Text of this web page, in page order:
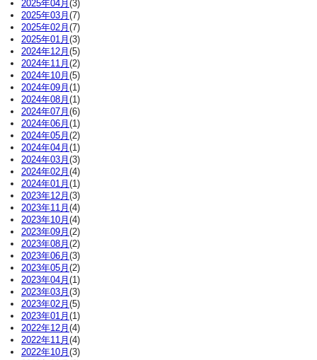
2025年04月(3)
2025年03月(7)
2025年02月(7)
2025年01月(3)
2024年12月(5)
2024年11月(2)
2024年10月(5)
2024年09月(1)
2024年08月(1)
2024年07月(6)
2024年06月(1)
2024年05月(2)
2024年04月(1)
2024年03月(3)
2024年02月(4)
2024年01月(1)
2023年12月(3)
2023年11月(4)
2023年10月(4)
2023年09月(2)
2023年08月(2)
2023年06月(3)
2023年05月(2)
2023年04月(1)
2023年03月(3)
2023年02月(5)
2023年01月(1)
2022年12月(4)
2022年11月(4)
2022年10月(3)